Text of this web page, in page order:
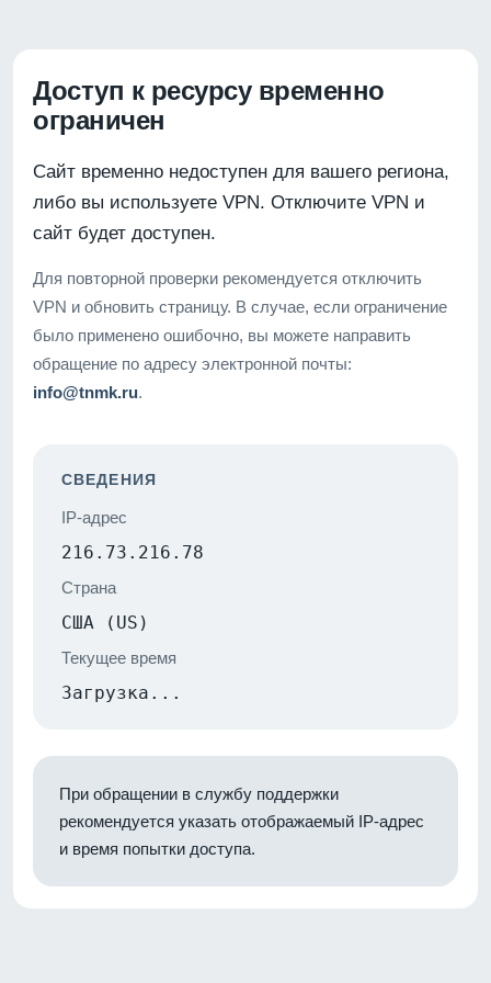
Доступ к ресурсу временно
ограничен
Сайт временно недоступен для вашего региона,
либо вы используете VPN. Отключите VPN и
сайт будет доступен.
Для повторной проверки рекомендуется отключить
VPN и обновить страницу. В случае, если ограничение
было применено ошибочно, вы можете направить
обращение по адресу электронной почты:
info@tnmk.ru.
СВЕДЕНИЯ
IP-адрес
216.73.216.78
Страна
США (US)
Текущее время
Загрузка...
При обращении в службу поддержки
рекомендуется указать отображаемый IP-адрес
и время попытки доступа.